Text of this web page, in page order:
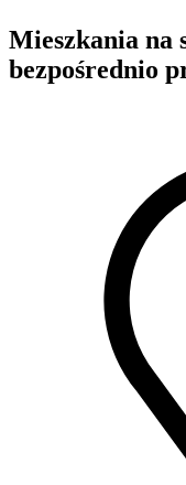
Mieszkania na
bezpośrednio